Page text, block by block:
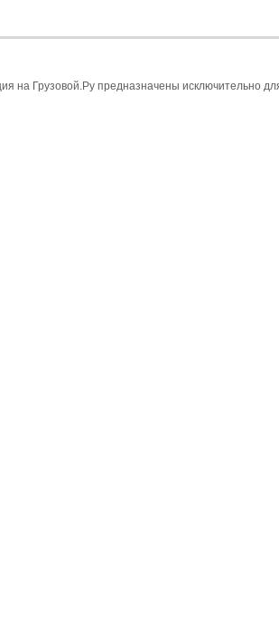
на Грузовой.Ру предназначены исключительно